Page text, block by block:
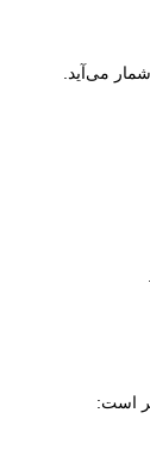
می‌آید.
است: